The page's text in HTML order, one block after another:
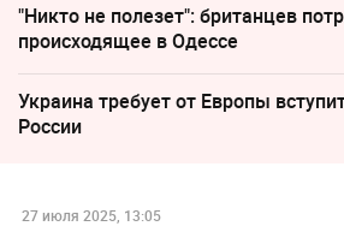
"Никто не полезет": британцев
происходящее в Одессе
Украина требует от Европы
России
27 июля 2025, 13:05